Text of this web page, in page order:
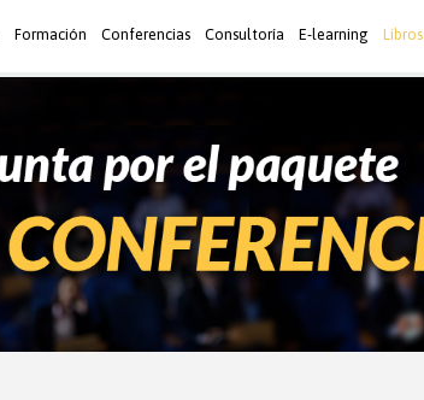
Formación Conferencias Consultoría E-learning Libros